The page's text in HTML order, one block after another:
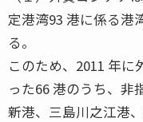
定港湾93 港に係る港
る。
このため、2011 年
った66 港のうち、非
新港、三島川之江港